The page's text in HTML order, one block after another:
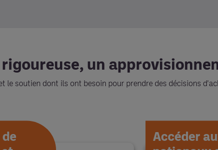
un
le soutien dont ils ont besoin pour prendre des décisions
Accéder